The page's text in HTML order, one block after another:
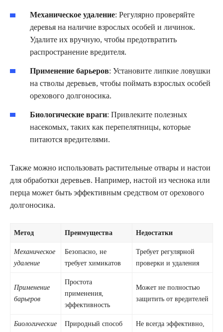
Механическое удаление: Регулярно проверяйте
деревья на наличие взрослых особей и личинок.
Удалите их вручную, чтобы предотвратить
распространение вредителя.
Применение барьеров: Установите липкие ловушки
на стволы деревьев, чтобы поймать взрослых особей
орехового долгоносика.
Биологические враги: Привлеките полезных
насекомых, таких как перепелятницы, которые
питаются вредителями.
Также можно использовать растительные отвары и настои
для обработки деревьев. Например, настой из чеснока или
перца может быть эффективным средством от орехового
долгоносика.
Метод Преимущества Недостатки
Механическое
удаление
Безопасно, не
требует химикатов
Требует регулярной
проверки и удаления
Применение
барьеров
Простота
применения,
эффективность
Может не полностью
защитить от вредителей
Биологические
Природный способ
Не всегда эффективно,